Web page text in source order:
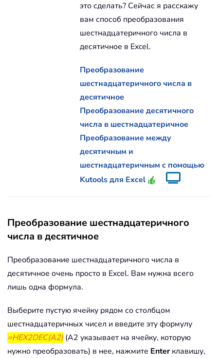
это сделать? Сейчас я расскажу
вам способ преобразования
шестнадцатеричного числа в
десятичное в Excel.
Преобразование
шестнадцатеричного числа в
десятичное
Преобразование десятичного
числа в шестнадцатеричное
Преобразование между
десятичным и
шестнадцатеричным с помощью
Kutools для Excel
Преобразование шестнадцатеричного
числа в десятичное
Преобразование шестнадцатеричного числа в
десятичное очень просто в Excel. Вам нужна всего
лишь одна формула.
Выберите пустую ячейку рядом со столбцом
шестнадцатеричных чисел и введите эту формулу
=HEX2DEC(A2) (A2 указывает на ячейку, которую
нужно преобразовать) в нее, нажмите Enterклавишу,